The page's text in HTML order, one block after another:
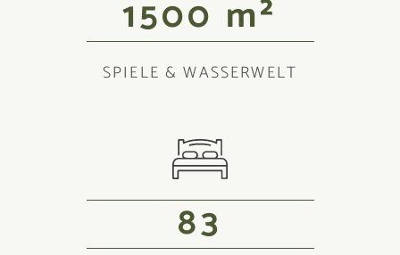
1500 m²
SPIELE & WASSERWELT
83